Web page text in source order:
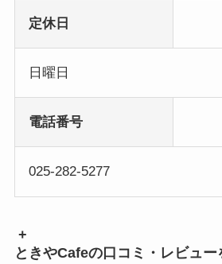
定休日
日曜日
電話番号
025-282-5277
+
ときやCafeの口コミ・レビュー